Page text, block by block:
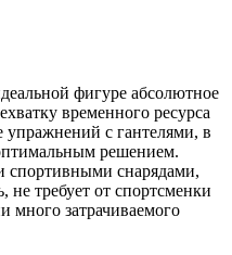
фигуре абсолютное
временного ресурса
с гантелями, в
решением.
спортивными снарядами,
не требует от спортсменки
много затрачиваемого